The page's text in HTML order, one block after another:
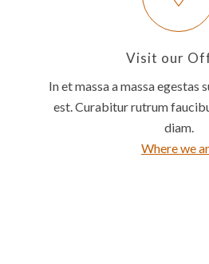
Visit our
In et massa a massa
est. Curabitur rutrum
diam.
Where we